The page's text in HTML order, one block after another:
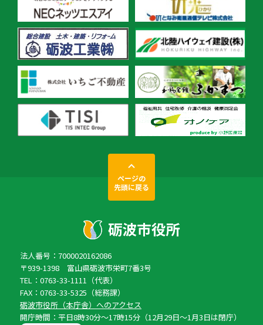
ページの
先頭に戻る
法人番号：7000020162086
〒939-1398 富山県砺波市栄町7番3号
TEL：0763-33-1111（代表）
FAX：0763-33-5325（総務課）
砺波市役所（本庁舎）へのアクセス
開庁時間：平日8時30分〜17時15分（12月29日〜1月3日は閉庁）